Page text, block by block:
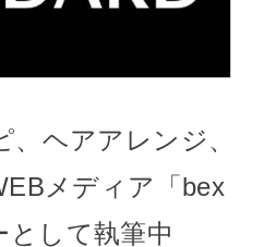
ヘアアレンジ、
メディア「bex
として執筆中